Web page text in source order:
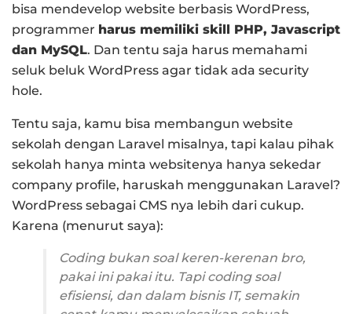
bisa mendevelop website berbasis WordPress,
programmer harus memiliki skill PHP, Javascript
dan MySQL. Dan tentu saja harus memahami
seluk beluk WordPress agar tidak ada security
hole.
Tentu saja, kamu bisa membangun website
sekolah dengan Laravel misalnya, tapi kalau pihak
sekolah hanya minta websitenya hanya sekedar
company profile, haruskah menggunakan Laravel?
WordPress sebagai CMS nya lebih dari cukup.
Karena (menurut saya):
Coding bukan soal keren-kerenan bro,
pakai ini pakai itu. Tapi coding soal
efisiensi, dan dalam bisnis IT, semakin